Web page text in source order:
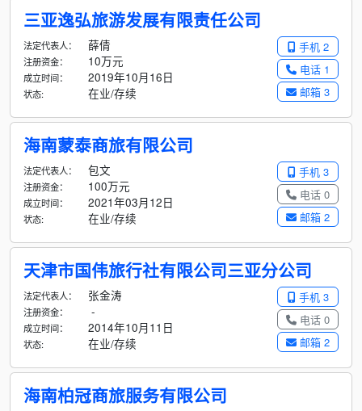
三亚逸弘旅游发展有限责任公司
手机 2
电话 1
邮箱 3
法定代表人： 薛倩
注册资金： 10万元
成立时间： 2019年10月16日
状态: 在业/存续
海南蒙泰商旅有限公司
手机 3
电话 0
邮箱 2
法定代表人： 包文
注册资金： 100万元
成立时间： 2021年03月12日
状态: 在业/存续
天津市国伟旅行社有限公司三亚分公司
手机 3
电话 0
邮箱 2
法定代表人： 张金涛
注册资金： -
成立时间： 2014年10月11日
状态: 在业/存续
海南柏冠商旅服务有限公司